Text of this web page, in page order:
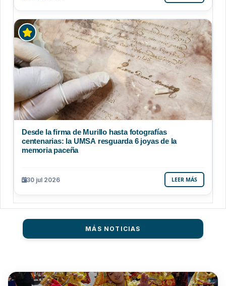
Desde la firma de Murillo hasta fotografías
centenarias: la UMSA resguarda 6 joyas de la
memoria paceña
30 jul 2026 LEER MÁS
MÁS NOTICIAS